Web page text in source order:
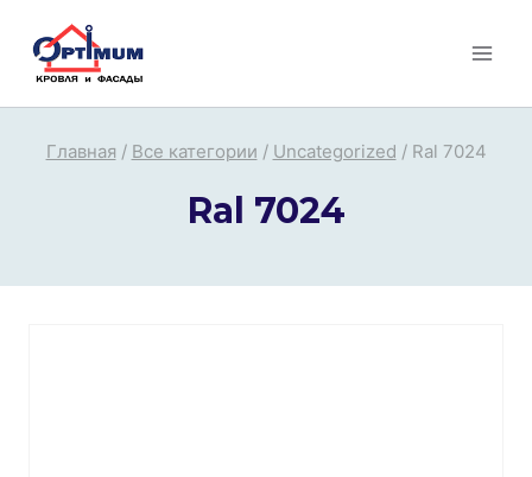
Перейти
Главная / Все категории / Uncategorized / Ral 7024
Ral 7024